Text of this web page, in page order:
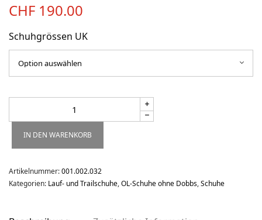
CHF 190.00
Schuhgrössen UK
IN DEN WARENKORB
Artikelnummer:001.002.032
Kategorien: Lauf- und Trailschuhe,OL-Schuhe ohne Dobbs,Schuhe
Aktion
Gutscheine / Geschenkideen
Medizinische Artikel